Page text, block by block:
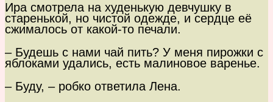
Ира смотрела на худенькую девчушку в
старенькой, но чистой одежде, и сердце её
сжималось от какой-то печали.
– Будешь с нами чай пить? У меня пирожки с
яблоками удались, есть малиновое варенье.
– Буду, – робко ответила Лена.